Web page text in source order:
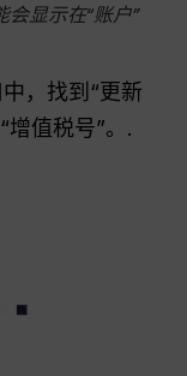
显示在“账户”
，找到“更新
增值税号”。.